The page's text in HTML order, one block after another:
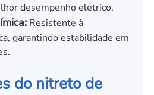
desempenho elétrico.
Resistente à
garantindo estabilidade em
do nitreto de